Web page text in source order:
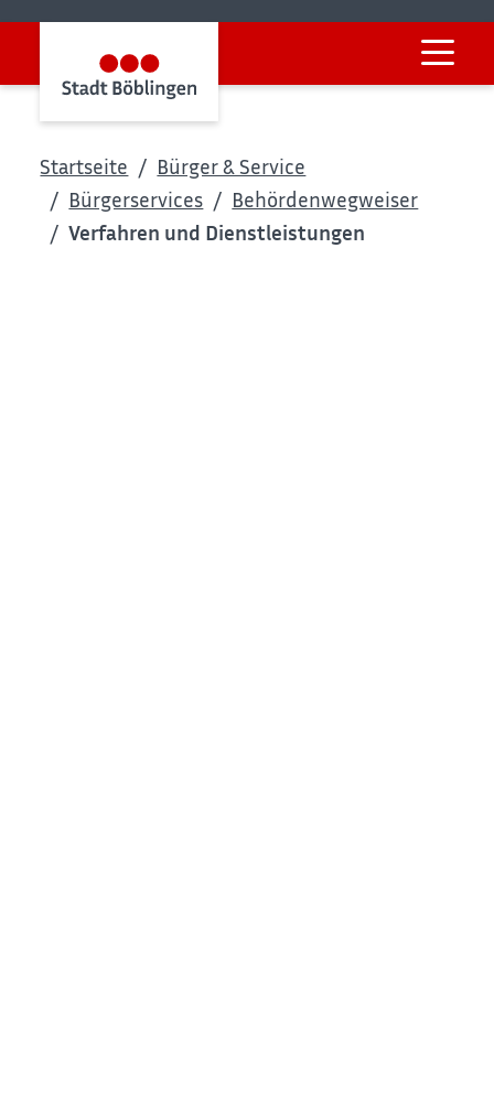
Startseite
Bürger & Service
Bürgerservices
Behördenwegweiser
Verfahren und Dienstleistungen